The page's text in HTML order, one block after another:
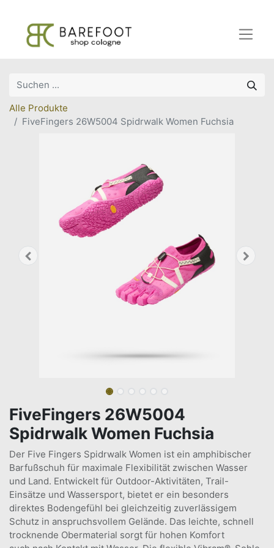
Alle Produkte
FiveFingers 26W5004 Spidrwalk Women Fuchsia
FiveFingers 26W5004
Spidrwalk Women Fuchsia
Der Five Fingers Spidrwalk Women ist ein amphibischer
Barfußschuh für maximale Flexibilität zwischen Wasser
und Land. Entwickelt für Outdoor-Aktivitäten, Trail-
Einsätze und Wassersport, bietet er ein besonders
direktes Bodengefühl bei gleichzeitig zuverlässigem
Schutz in anspruchsvollem Gelände. Das leichte, schnell
trocknende Obermaterial sorgt für hohen Komfort